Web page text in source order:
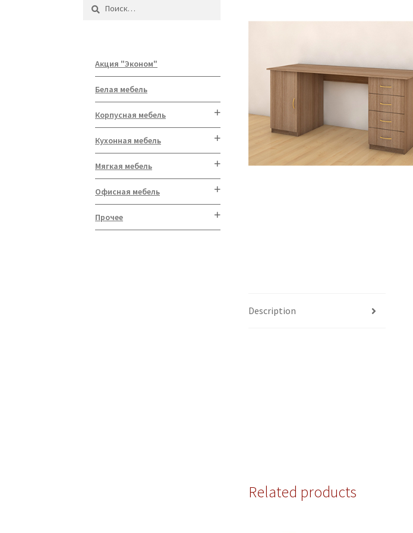
Description
Related products
Найти:
Акция "Эконом"
Белая мебель
Корпусная мебель
Кухонная мебель
Мягкая мебель
Офисная мебель
Прочее